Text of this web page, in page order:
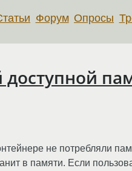
Форум Опросы
не потребляли
в памяти. Если